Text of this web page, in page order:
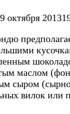
октября 2013
маслом
сыром
вилок или